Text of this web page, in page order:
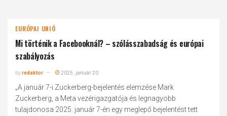
EURÓPAI UNIÓ
Mi történik a Facebooknál? – szólásszabadság és európai
szabályozás
byredaktor 2025. január 20.
„A január 7-i Zuckerberg-bejelentés elemzése Mark
Zuckerberg, a Meta vezérigazgatója és legnagyobb
tulajdonosa 2025. január 7-én egy meglepő bejelentést tett